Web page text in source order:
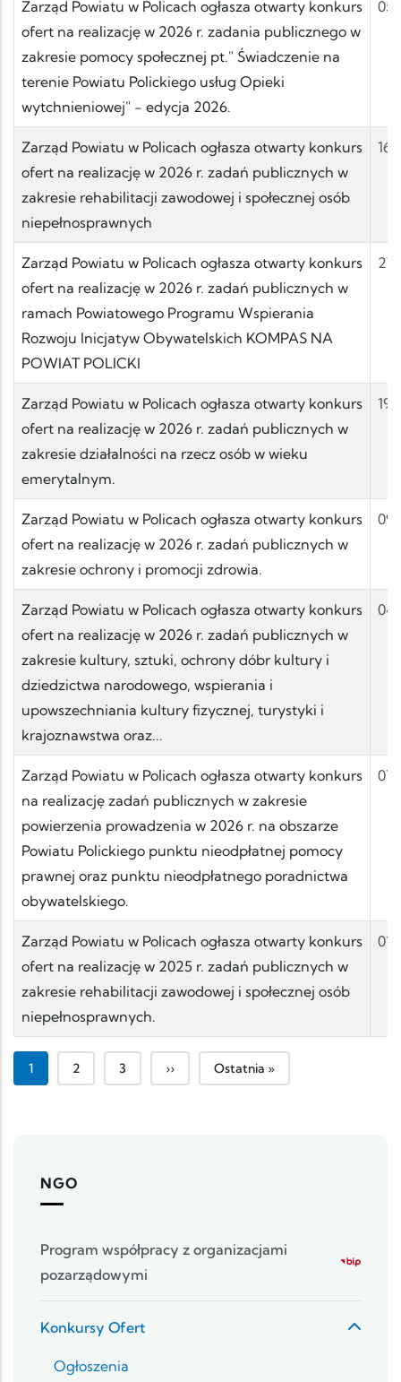
Zarząd Powiatu w Policach ogłasza otwarty konkurs
ofert na realizację w 2026 r. zadania publicznego w
zakresie pomocy społecznej pt." Świadczenie na
terenie Powiatu Polickiego usług Opieki
wytchnieniowej" - edycja 2026.
Zarząd Powiatu w Policach ogłasza otwarty konkurs
ofert na realizację w 2026 r. zadań publicznych w
zakresie rehabilitacji zawodowej i społecznej osób
niepełnosprawnych
Zarząd Powiatu w Policach ogłasza otwarty konkurs
ofert na realizację w 2026 r. zadań publicznych w
ramach Powiatowego Programu Wspierania
Rozwoju Inicjatyw Obywatelskich KOMPAS NA
POWIAT POLICKI
Zarząd Powiatu w Policach ogłasza otwarty konkurs
ofert na realizację w 2026 r. zadań publicznych w
zakresie działalności na rzecz osób w wieku
emerytalnym.
Zarząd Powiatu w Policach ogłasza otwarty konkurs
ofert na realizację w 2026 r. zadań publicznych w
zakresie ochrony i promocji zdrowia.
Zarząd Powiatu w Policach ogłasza otwarty konkurs
ofert na realizację w 2026 r. zadań publicznych w
zakresie kultury, sztuki, ochrony dóbr kultury i
dziedzictwa narodowego, wspierania i
upowszechniania kultury fizycznej, turystyki i
krajoznawstwa oraz...
Zarząd Powiatu w Policach ogłasza otwarty konkurs
na realizację zadań publicznych w zakresie
powierzenia prowadzenia w 2026 r. na obszarze
Powiatu Polickiego punktu nieodpłatnej pomocy
prawnej oraz punktu nieodpłatnego poradnictwa
obywatelskiego.
Zarząd Powiatu w Policach ogłasza otwarty konkurs
ofert na realizację w 2025 r. zadań publicznych w
zakresie rehabilitacji zawodowej i społecznej osób
niepełnosprawnych.
Bieżąca strona
1 Strona
2 Strona
3 Następna strona
›› Ostatnia strona
Ostatnia »
NGO
Program współpracy z organizacjami
pozarządowymi
Konkursy Ofert
Ogłoszenia